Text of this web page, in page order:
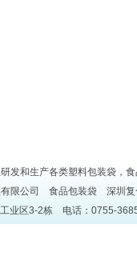
发和生产各类塑料包装袋，
有限公司 食品包装袋
深圳
工业区3-2栋 电话：0755-